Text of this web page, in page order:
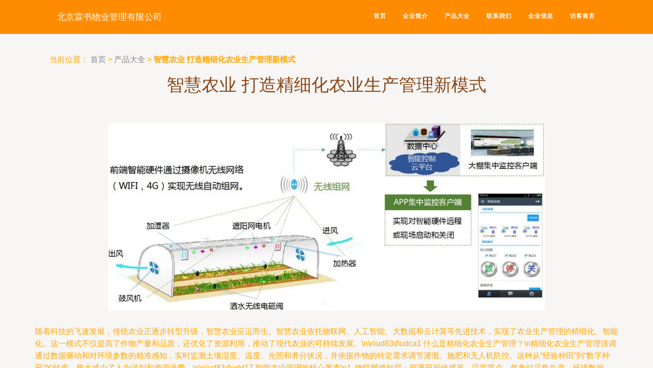
北京霖书物业管理有限公司 首页 企业简介 产品大全 联系我们 企业信息 访客留言
当前位置： 首页 > 产品大全 > 智慧农业 打造精细化农业生产管理新模式
智慧农业 打造精细化农业生产管理新模式
随着科技的飞速发展，传统农业正逐步转型升级，智慧农业应运而生。智慧农业依托物联网、人工智能、大数据和云计算等先进技术，实现了农业生产管理的精细化、智能
化。这一模式不仅提高了作物产量和品质，还优化了资源利用，推动了现代农业的可持续发展。\n\n\ud83d\udca1 什么是精细化农业生产管理？\n精细化农业生产管理强调
通过数据驱动和对环境参数的精准感知，实时监测土壤湿度、温度、光照和养分状况，并依据作物的特定需求调节灌溉、施肥和无人机防控。这种从“经验种田”到“数字种